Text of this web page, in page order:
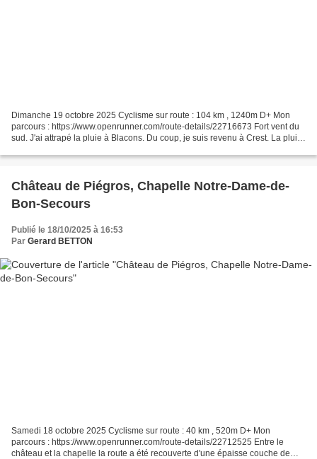
Dimanche 19 octobre 2025 Cyclisme sur route : 104 km , 1240m D+ Mon
parcours : https://www.openrunner.com/route-details/22716673 Fort vent du
sud. J'ai attrapé la pluie à Blacons. Du coup, je suis revenu à Crest. La pluie
Château de Piégros, Chapelle Notre-Dame-de-
Bon-Secours
Publié le 18/10/2025 à 16:53
Par Gerard BETTON
Samedi 18 octobre 2025 Cyclisme sur route : 40 km , 520m D+ Mon
parcours : https://www.openrunner.com/route-details/22712525 Entre le
château et la chapelle la route a été recouverte d'une épaisse couche de